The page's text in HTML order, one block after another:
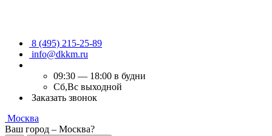
8 (495) 215-25-89
info@dkkm.ru
09:30 — 18:00 в будни
Сб,Вс выходной
Заказать звонок
Москва
Ваш город – Москва?